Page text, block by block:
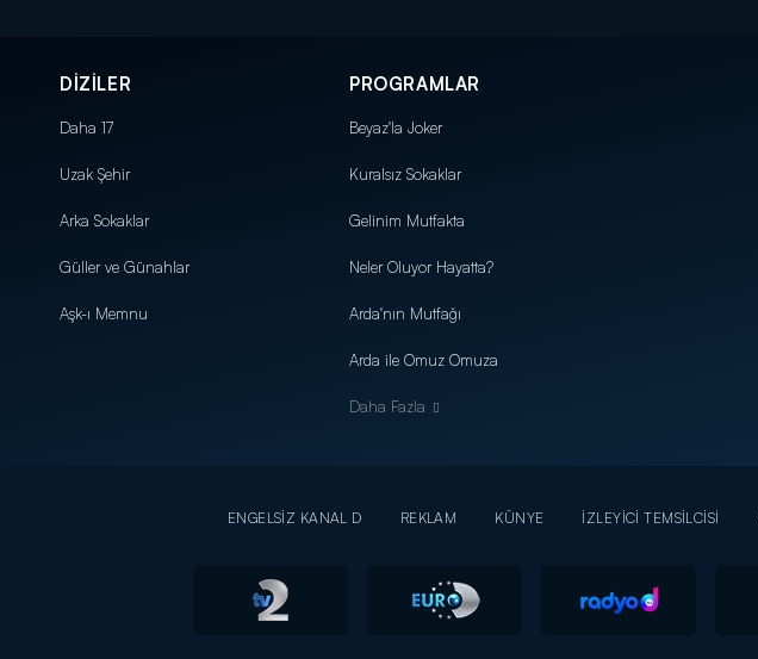
DİZİLER
Daha 17
Uzak Şehir
Arka Sokaklar
Güller ve Günahlar
Aşk-ı Memnu
PROGRAMLAR
Beyaz'la Joker
Kuralsız Sokaklar
Gelinim Mutfakta
Neler Oluyor Hayatta?
Arda'nın Mutfağı
Arda ile Omuz Omuza
Daha Fazla
ENGELSİZ KANAL D REKLAM KÜNYE İZLEYİCİ TEMSİLCİSİ